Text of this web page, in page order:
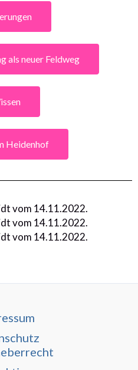
als neuer Feldweg
Heidenhof
vom 14.11.2022.
vom 14.11.2022.
vom 14.11.2022.